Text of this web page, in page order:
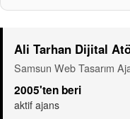
Ali Tarhan Dijital
Samsun Web Tasarım
2005'ten beri
aktif ajans